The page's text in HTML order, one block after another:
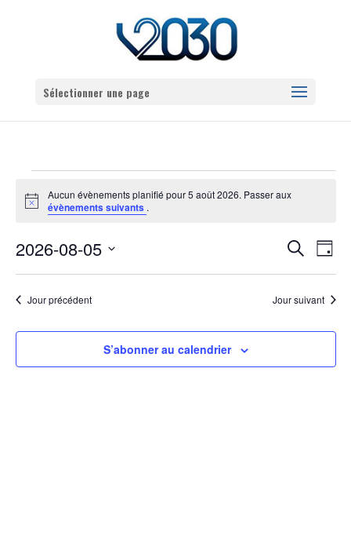
Sélectionner une page
FOR
AOÛT
2026
Notice
Aucun évènements planifié pour 5 août 2026. Passer aux
évènements suivants .
RECHERCHE
DE
Recherche
DE
VUES
Jour
2026-08-05
Sélectionnez
uneJour précédent Jour suivant
S’abonner au calendrier